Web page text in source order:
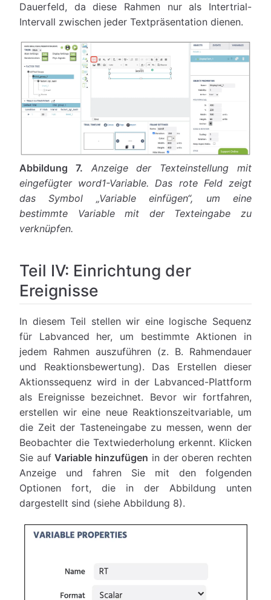
Dauerfeld, da diese Rahmen nur als Intertrial-
Intervall zwischen jeder Textpräsentation dienen.
Abbildung 7.
Anzeige der Texteinstellung mit
eingefügter word1-Variable. Das rote Feld zeigt
das Symbol „Variable einfügen“, um eine
bestimmte Variable mit der Texteingabe zu
verknüpfen.
Teil IV: Einrichtung der
Ereignisse
In diesem Teil stellen wir eine logische Sequenz
für Labvanced her, um bestimmte Aktionen in
jedem Rahmen auszuführen (z. B. Rahmendauer
und Reaktionsbewertung). Das Erstellen dieser
Aktionssequenz wird in der Labvanced-Plattform
als Ereignisse bezeichnet. Bevor wir fortfahren,
erstellen wir eine neue Reaktionszeitvariable, um
die Zeit der Tasteneingabe zu messen, wenn der
Beobachter die Textwiederholung erkennt. Klicken
Sie aufVariable hinzufügen in der oberen rechten
Anzeige und fahren Sie mit den folgenden
Optionen fort, die in der Abbildung unten
dargestellt sind (siehe Abbildung 8).